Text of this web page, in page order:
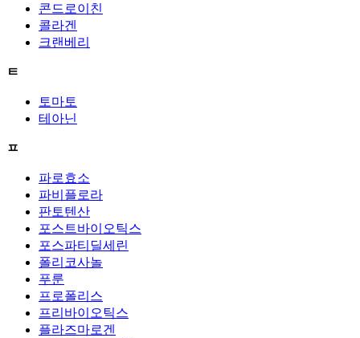
콘드로이친
콜라겐
크랜베리
ㅌ
토마토
테아닌
ㅍ
파로효소
파비플로라
판토텐산
포스트바이오틱스
포스파티딜세린
폴리코사놀
푸룬
프로폴리스
프리바이오틱스
플라즈마로겐